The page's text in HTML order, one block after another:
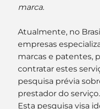
marca.
Atualmente, no
empresas
marcas e patentes,
contratar estes
pesquisa prévia
prestador do serviço.
Esta pesquisa visa